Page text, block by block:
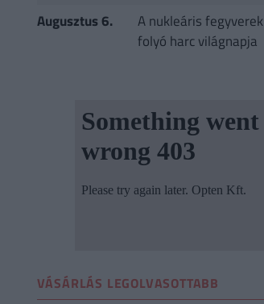
Augusztus 6.
A nukleáris
folyó harc világnapja
VÁSÁRLÁS LEGOLVASOTTABB